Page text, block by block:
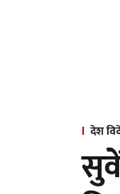
देश